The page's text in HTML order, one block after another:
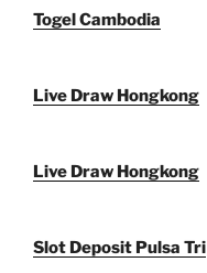
Togel Cambodia
Live Draw Hongkong
Live Draw Hongkong
Slot Deposit Pulsa Tri